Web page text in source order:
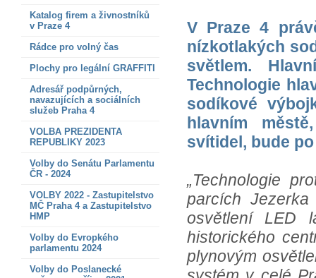
Katalog firem a živnostníků
v Praze 4
Rádce pro volný čas
Plochy pro legální GRAFFITI
Adresář podpůrných,
navazujících a sociálních
služeb Praha 4
VOLBA PREZIDENTA
REPUBLIKY 2023
Volby do Senátu Parlamentu
ČR - 2024
VOLBY 2022 - Zastupitelstvo
MČ Praha 4 a Zastupitelstvo
HMP
Volby do Evropkého
parlamentu 2024
Volby do Poslanecké
V Praze 4
nízkotlakých
světlem.
Technologie
sodíkové
hlavním
svítidel, bude
„Technologie
parcích
osvětlení LED
historického
plynovým